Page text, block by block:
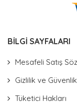
BİLGİ SAYFALARI
Mesafeli Satış
Gizlilik ve Güvenlik
Tüketici Hakları